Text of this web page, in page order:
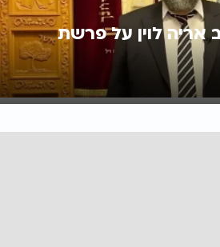
אריה לוין על פרשת